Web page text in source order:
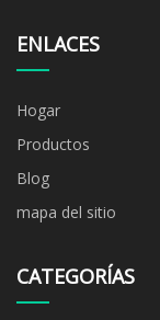
ENLACES
Hogar
Productos
Blog
mapa del sitio
CATEGORÍAS